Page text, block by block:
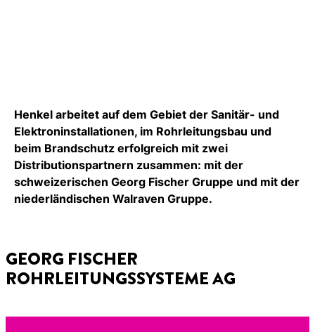
Henkel arbeitet auf dem Gebiet der Sanitär- und
Elektroninstallationen, im Rohrleitungsbau und
beim Brandschutz erfolgreich mit zwei
Distributionspartnern zusammen: mit der
schweizerischen Georg Fischer Gruppe und mit der
niederländischen Walraven Gruppe.
GEORG FISCHER
ROHRLEITUNGSSYSTEME AG